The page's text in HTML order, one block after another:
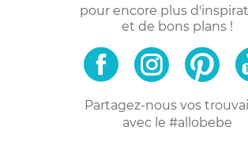
pour encore plus
et de bons plans !
Partagez-nous vos
avec le #allobebe